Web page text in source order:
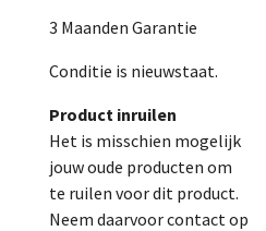
3 Maanden Garantie
Conditie is nieuwstaat.
Product inruilen
Het is misschien mogelijk
jouw oude producten om
te ruilen voor dit product.
Neem daarvoor contact op